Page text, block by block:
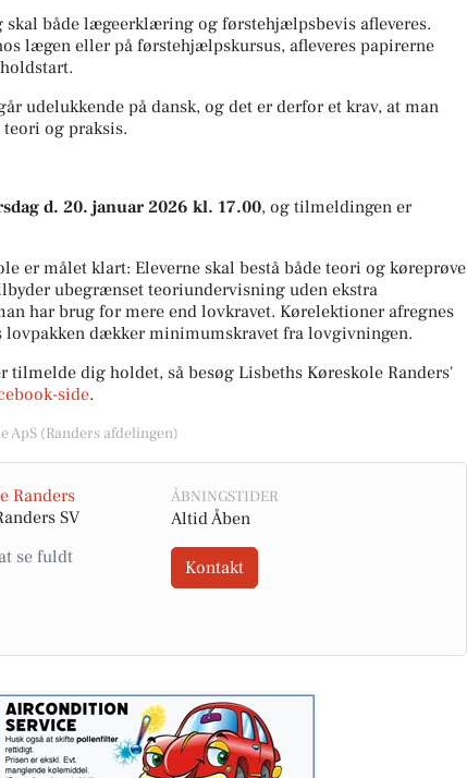
skal både lægeerklæring og førstehjælpsbevis afleveres.
lægen eller på førstehjælpskursus, afleveres papirerne
udelukkende på dansk, og det er derfor et krav, at man
og praksis.
d. 20. januar 2026 kl. 17.00, og tilmeldingen er
er målet klart: Eleverne skal bestå både teori og køreprøve
ubegrænset teoriundervisning uden ekstra
har brug for mere end lovkravet. Kørelektioner afregnes
lovpakken dækker minimumskravet fra lovgivningen.
tilmelde dig holdet, så besøg Lisbeths Køreskole Randers'
side.
ApS (Randers afdelingen)
Randers
SV
ÅBNINGSTIDER
Altid Åben
Kontakt
Flot jubilæumskurv lavet på